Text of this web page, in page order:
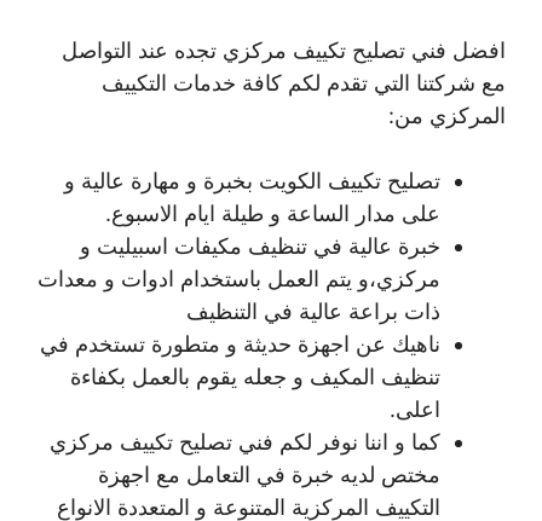
افضل فني تصليح تكييف مركزي تجده عند التواصل
مع شركتنا التي تقدم لكم كافة خدمات التكييف
المركزي من:
تصليح تكييف الكويت بخبرة و مهارة عالية و
على مدار الساعة و طيلة ايام الاسبوع.
خبرة عالية في تنظيف مكيفات اسبيليت و
مركزي،و يتم العمل باستخدام ادوات و معدات
ذات براعة عالية في التنظيف
ناهيك عن اجهزة حديثة و متطورة تستخدم في
تنظيف المكيف و جعله يقوم بالعمل بكفاءة
اعلى.
كما و اننا نوفر لكم فني تصليح تكييف مركزي
مختص لديه خبرة في التعامل مع اجهزة
التكييف المركزية المتنوعة و المتعددة الانواع